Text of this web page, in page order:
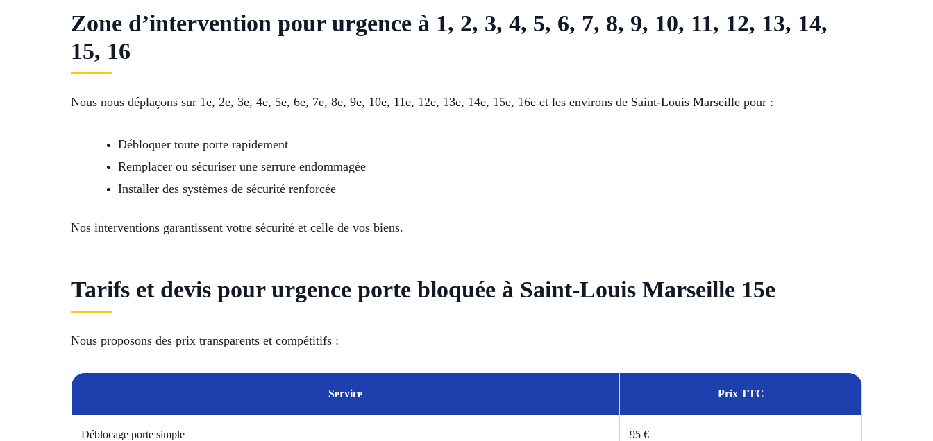
Zone d’intervention pour urgence à 1, 2, 3, 4, 5, 6, 7, 8, 9, 10, 11, 12, 13, 14,
15, 16
Nous nous déplaçons sur 1e, 2e, 3e, 4e, 5e, 6e, 7e, 8e, 9e, 10e, 11e, 12e, 13e, 14e, 15e, 16e et les environs de Saint-Louis Marseille pour :
Débloquer toute porte rapidement
Remplacer ou sécuriser une serrure endommagée
Installer des systèmes de sécurité renforcée
Nos interventions garantissent votre sécurité et celle de vos biens.
Tarifs et devis pour urgence porte bloquée à Saint-Louis Marseille 15e
Nous proposons des prix transparents et compétitifs :
Service Prix TTC
Déblocage porte simple 95 €